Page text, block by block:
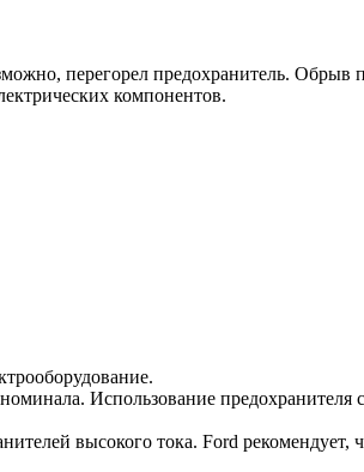
перегорел предохранитель. Обрыв
компонентов.
Использование
высокого тока. Ford